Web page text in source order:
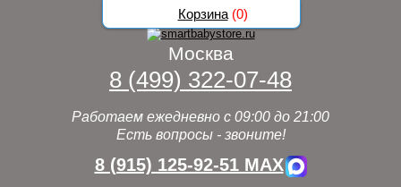
Москва
8 (499) 322-07-48
Работаем ежедневно с 09:00 до 21:00
Есть вопросы - звоните!
8 (915) 125-92-51 MAX
Корзина(0)